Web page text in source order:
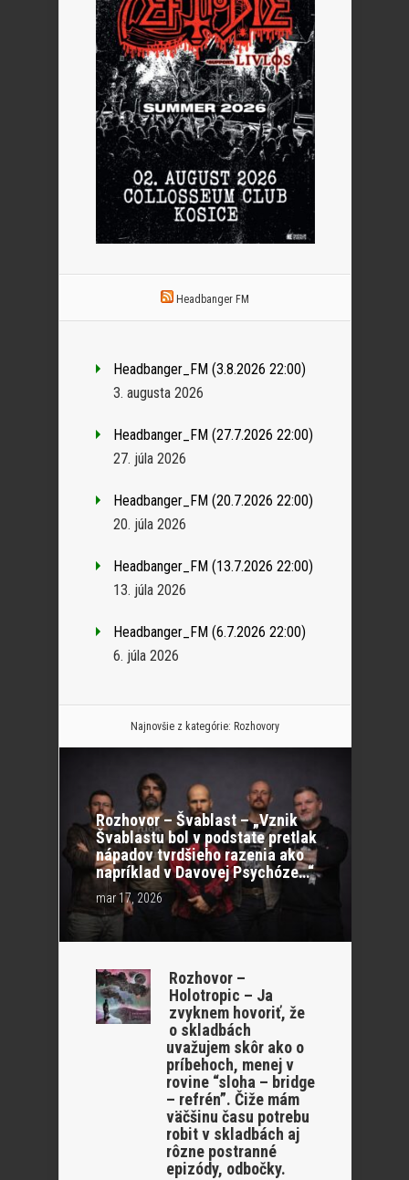
Headbanger FM
Headbanger_FM (3.8.2026 22:00)
3. augusta 2026
Headbanger_FM (27.7.2026 22:00)
27. júla 2026
Headbanger_FM (20.7.2026 22:00)
20. júla 2026
Headbanger_FM (13.7.2026 22:00)
13. júla 2026
Headbanger_FM (6.7.2026 22:00)
6. júla 2026
Najnovšie z kategórie: Rozhovory
Rozhovor – Švablast – „Vznik
Švablastu bol v podstate pretlak
nápadov tvrdšieho razenia ako
napríklad v Davovej Psychóze…“
mar 17, 2026
Rozhovor –
Holotropic – Ja
zvyknem hovoriť, že
o skladbách
uvažujem skôr ako o
príbehoch, menej v
rovine “sloha – bridge
– refrén”. Čiže mám
väčšinu času potrebu
robit v skladbách aj
rôzne postranné
epizódy, odbočky.